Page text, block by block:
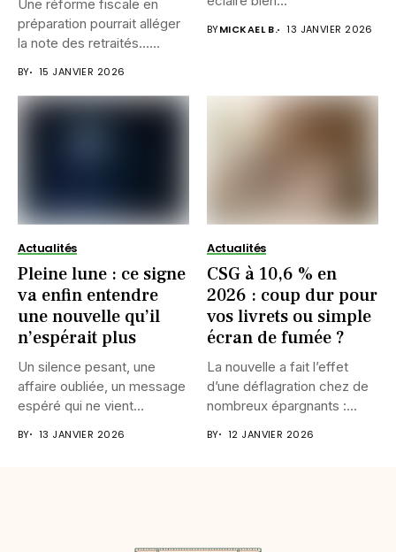
Une réforme fiscale en
préparation pourrait alléger
la note des retraités…
BY 15 JANVIER 2026
BYMICKAEL B. 13 JANVIER 2026
Actualités
Pleine lune : ce signe
va enfin entendre
une nouvelle qu’il
n’espérait plus
Un silence pesant, une
affaire oubliée, un message
espéré qui ne vient...
BY 13 JANVIER 2026
Actualités
CSG à 10,6 % en
2026 : coup dur pour
vos livrets ou simple
écran de fumée ?
La nouvelle a fait l’effet
d’une déflagration chez de
nombreux épargnants :...
BY 12 JANVIER 2026